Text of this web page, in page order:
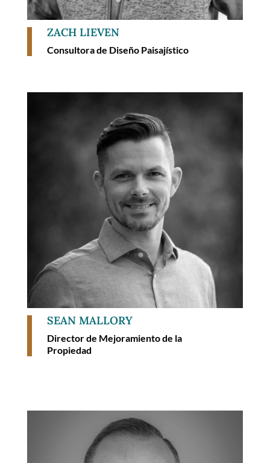
ZACH LIEVEN
Consultora de Diseño Paisajístico
SEAN MALLORY
Director de Mejoramiento de la
Propiedad